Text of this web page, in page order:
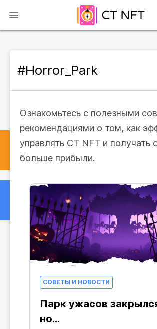
#Horror_Park
Ознакомьтесь с полезными
рекомендациями о том, как
управлять CT NFT и получать
больше прибыли.
СОВЕТЫ И НОВОСТИ
Парк ужасов
но...